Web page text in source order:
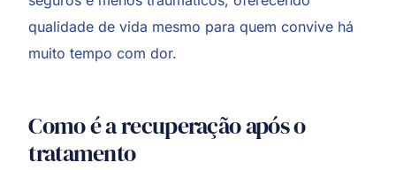
qualidade de vida mesmo para quem convive há
muito tempo com dor.
Como é a recuperação após o
tratamento